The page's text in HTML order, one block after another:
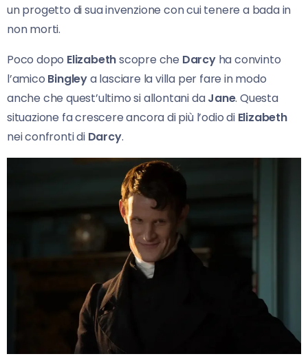
un progetto di sua invenzione con cui tenere a bada in
non morti.
Poco dopo Elizabethscopre che Darcy ha convinto
l’amico Bingleya lasciare la villa per fare in modo
anche che quest’ultimo si allontani daJane. Questa
situazione fa crescere ancora di più l’odio di Elizabeth
nei confronti di Darcy.